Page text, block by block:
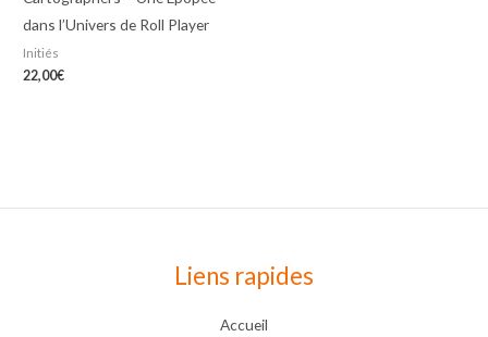
dans l’Univers de Roll Player
Initiés
22,00€
Liens rapides
Accueil